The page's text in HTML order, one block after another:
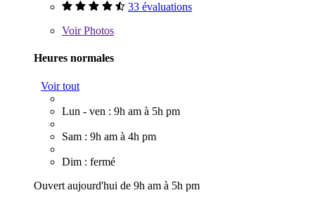
33 évaluations
VoirPhotos
Heures normales
Voir tout
Lun - ven : 9h am à 5h pm
Sam : 9h am à 4h pm
Dim : fermé
Ouvert aujourd'hui de 9h am à 5h pm